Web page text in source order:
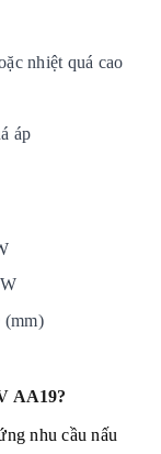
nhiệt quá cao
áp
(mm)
AA19?
nhu cầu nấu